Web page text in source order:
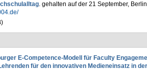
. gehalten auf der 21 September,
E-Competence-Modell für Faculty
für den innovativen Medieneinsatz in der